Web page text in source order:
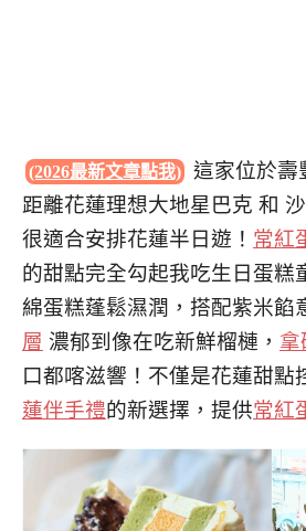
(2026最新文章點我)
這家位於壽
距離花蓮理想大地星巴克 和
很適合安排花蓮半日遊！ 常紅
的甜點完全勾起我吃生日蛋糕
綿蛋糕蓬鬆濕潤，搭配紫米餡
層 濃郁到像在吃新鮮榴槤， 拿
口都喀滋響！不僅是花蓮甜點
蓮伴手禮的新選擇，提供常紅